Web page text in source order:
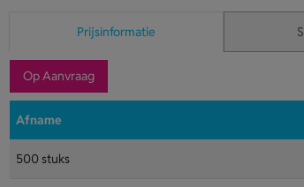
Prijsinformatie
Op Aanvraag
Afname
500 stuks